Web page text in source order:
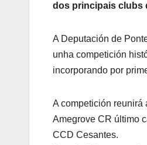
dos principais clubs
A Deputación de
unha competición
incorporando por
A competición reunirá
Amegrove CR último
CCD Cesantes.